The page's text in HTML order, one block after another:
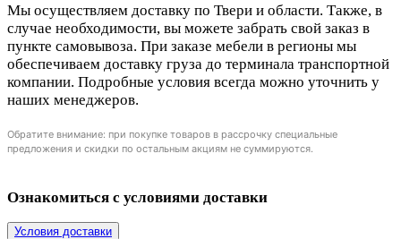
Мы осуществляем доставку по Твери и области. Также, в
случае необходимости, вы можете забрать свой заказ в
пункте самовывоза. При заказе мебели в регионы мы
обеспечиваем доставку груза до терминала транспортной
компании. Подробные условия всегда можно уточнить у
наших менеджеров.
Обратите внимание: при покупке товаров в рассрочку специальные
предложения и скидки по остальным акциям не суммируются.
Ознакомиться с условиями доставки
Условия доставки